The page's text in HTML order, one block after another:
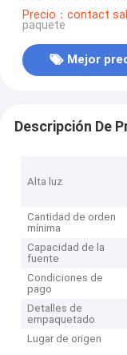
convertidor 1 del
Precio：contact
paquete
Mejor
Descripción De
Alta luz
Cantidad de orden
mínima
Capacidad de la
fuente
Condiciones de
pago
Detalles de
empaquetado
Lugar de origen